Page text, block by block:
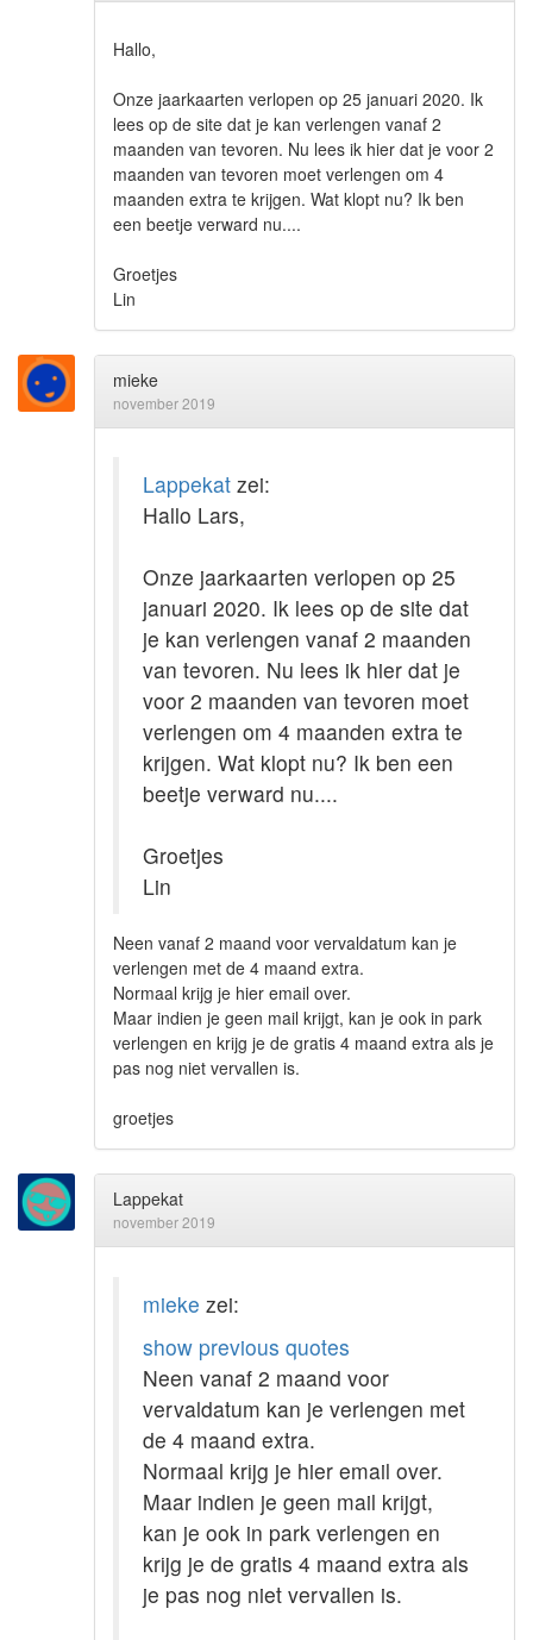
Hallo,
Onze jaarkaarten verlopen op 25 januari 2020. Ik
lees op de site dat je kan verlengen vanaf 2
maanden van tevoren. Nu lees ik hier dat je voor 2
maanden van tevoren moet verlengen om 4
maanden extra te krijgen. Wat klopt nu? Ik ben
een beetje verward nu....
Groetjes
Lin
mieke
november 2019
Lappekat zei:
Hallo Lars,
Onze jaarkaarten verlopen op 25
januari 2020. Ik lees op de site dat
je kan verlengen vanaf 2 maanden
van tevoren. Nu lees ik hier dat je
voor 2 maanden van tevoren moet
verlengen om 4 maanden extra te
krijgen. Wat klopt nu? Ik ben een
beetje verward nu....
Groetjes
Lin
Neen vanaf 2 maand voor vervaldatum kan je
verlengen met de 4 maand extra.
Normaal krijg je hier email over.
Maar indien je geen mail krijgt, kan je ook in park
verlengen en krijg je de gratis 4 maand extra als je
pas nog niet vervallen is.
groetjes
Lappekat
november 2019
mieke zei:
show previous quotes
Neen vanaf 2 maand voor
vervaldatum kan je verlengen met
de 4 maand extra.
Normaal krijg je hier email over.
Maar indien je geen mail krijgt,
kan je ook in park verlengen en
krijg je de gratis 4 maand extra als
je pas nog niet vervallen is.